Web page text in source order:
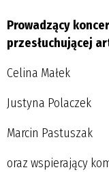
Prowadzący
przesłuchującej
Celina Małek
Justyna Polaczek
Marcin Pastuszak
oraz wspierający